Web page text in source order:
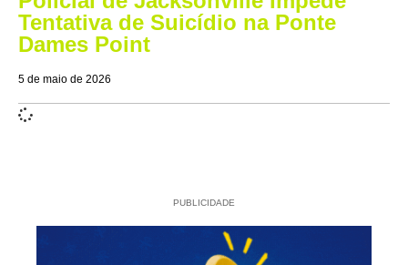
Tentativa de Suicídio na Ponte
Dames Point
5 de maio de 2026
PUBLICIDADE